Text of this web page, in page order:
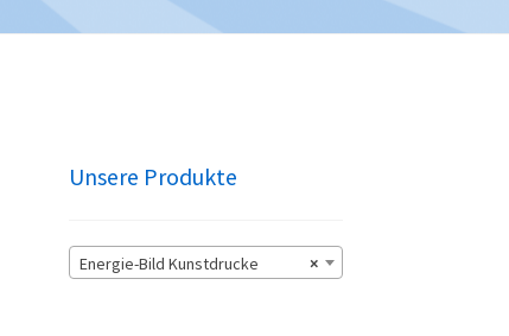
Unsere Produkte
×
Energie-Bild Kunstdrucke